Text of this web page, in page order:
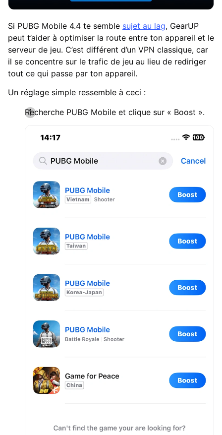
Si PUBG Mobile 4.4 te semble sujet au lag, GearUP
peut t’aider à optimiser la route entre ton appareil et le
serveur de jeu. C’est différent d’un VPN classique, car
il se concentre sur le trafic de jeu au lieu de rediriger
tout ce qui passe par ton appareil.
Un réglage simple ressemble à ceci :
Recherche PUBG Mobile et clique sur « Boost ».